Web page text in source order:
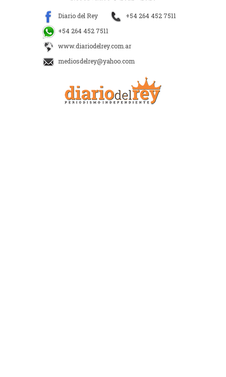
Diario del Rey
+54 264 452 7511
+54 264 452 7511
www.diariodelrey.com.ar
mediosdelrey@yahoo.com